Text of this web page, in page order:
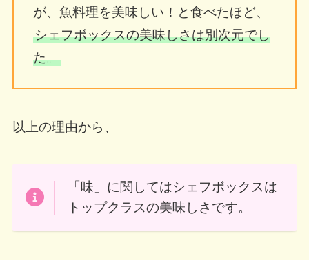
が、魚料理を美味しい！と食べたほど、
シェフボックスの美味しさは別次元でし
た。
以上の理由から、
「味」に関してはシェフボックスは
トップクラスの美味しさです。